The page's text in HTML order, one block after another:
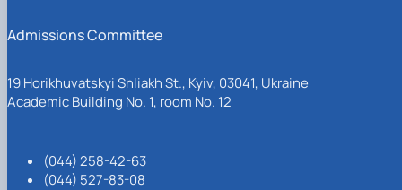
Admissions Committee
19 Horikhuvatskyi Shliakh St., Kyiv, 03041, Ukraine
Academic Building No. 1, room No. 12
(044) 258-42-63
(044) 527-83-08